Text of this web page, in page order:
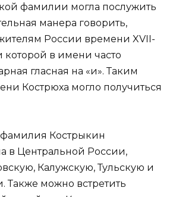
фамилии могла послужить
манера говорить,
России времени XVII-
которой в имени часто
гласная на «и». Таким
Кострюха могло получиться
Кострыкин
в Центральной России,
Калужскую, Тульскую и
Также можно встретить